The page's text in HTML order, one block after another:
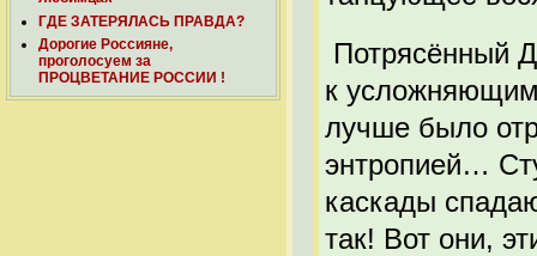
ГДЕ ЗАТЕРЯЛАСЬ ПРАВДА?
Дорогие Россияне,
проголосуем за
ПРОЦВЕТАНИЕ РОССИИ !
Потрясённый
к
лучше было
энтропией…
каскады
так! Вот они,